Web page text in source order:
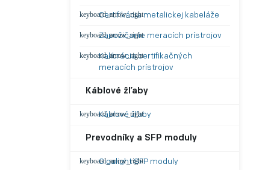
Certifikácia metalickej kabeláže
Zapožičanie meracích prístrojov
Kalibrácia certifikačných
meracích prístrojov
Káblové žľaby
Káblové žľaby
Prevodníky a SFP moduly
Gigalight SFP moduly